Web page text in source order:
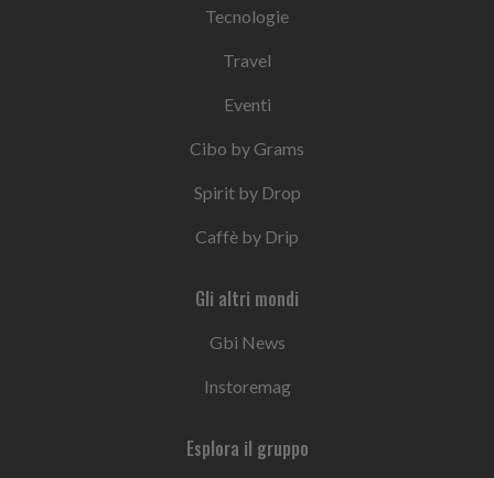
Tecnologie
Travel
Eventi
Cibo by Grams
Spirit by Drop
Caffè by Drip
Gli altri mondi
Gbi News
Instoremag
Esplora il gruppo